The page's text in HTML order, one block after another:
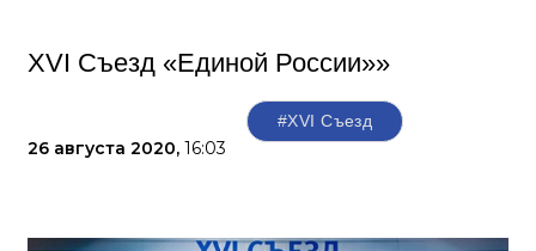
XVI Съезд «Единой России»»
26 августа 2020, 16:03
#XVI Съезд